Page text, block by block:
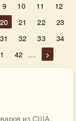
9 10 11
12
20 21 22
23
31 32 33
34
42 … >
из США.